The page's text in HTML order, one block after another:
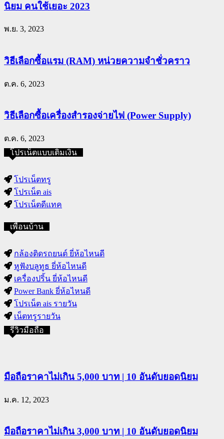
นิยม คนใช้เยอะ 2023
พ.ย. 3, 2023
วิธีเลือกซื้อแรม (RAM) หน่วยความจำชั่วคราว
ต.ค. 6, 2023
วิธีเลือกซื้อเครื่องสำรองจ่ายไฟ (Power Supply)
ต.ค. 6, 2023
โปรเน็ตแบบเติมเงิน
โปรเน็ตทรู
โปรเน็ต ais
โปรเน็ตดีแทค
เพื่อนบ้าน
กล้องติดรถยนต์ ยี่ห้อไหนดี
หูฟังบลูทูธ ยี่ห้อไหนดี
เครื่องปริ้น ยี่ห้อไหนดี
Power Bank ยี่ห้อไหนดี
โปรเน็ต ais รายวัน
เน็ตทรูรายวัน
รีวิวมือถือ
มือถือราคาไม่เกิน 5,000 บาท | 10 อันดับยอดนิยม
ม.ค. 12, 2023
มือถือราคาไม่เกิน 3,000 บาท | 10 อันดับยอดนิยม